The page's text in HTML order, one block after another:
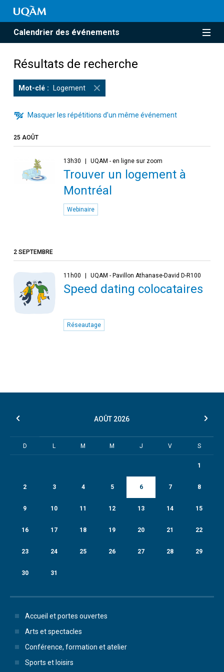
Calendrier des événements
Résultats de recherche
Mot-clé Logement
Masquer les répétitions d’un même événement
25 AOÛT
13h30 UQAM - en ligne sur zoom
Trouver un logement à
Montréal
Webinaire
2 SEPTEMBRE
11h00 UQAM - Pavillon Athanase-David D-R100
Speed dating colocataires
Réseautage
AOÛT 2026
D L M M J V S
1
2 3 4 5 6 7 8
9 10 11 12 13 14 15
16 17 18 19 20 21 22
23 24 25 26 27 28 29
30 31
Accueil et portes ouvertes
Arts et spectacles
Conférence, formation et atelier
Sports et loisirs